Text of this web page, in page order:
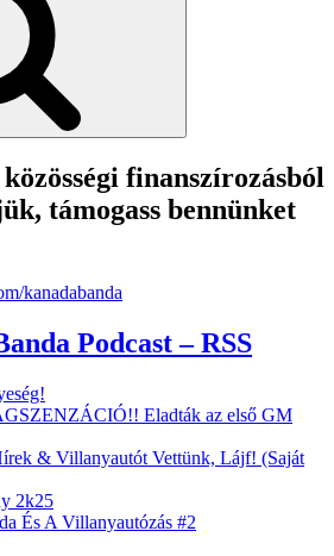
finanszírozásból
támogass bennünket
Podcast – RSS
Eladták az első GM
& Villanyautót Vettünk, Lájf! (Saját
2k25
És A Villanyautózás #2